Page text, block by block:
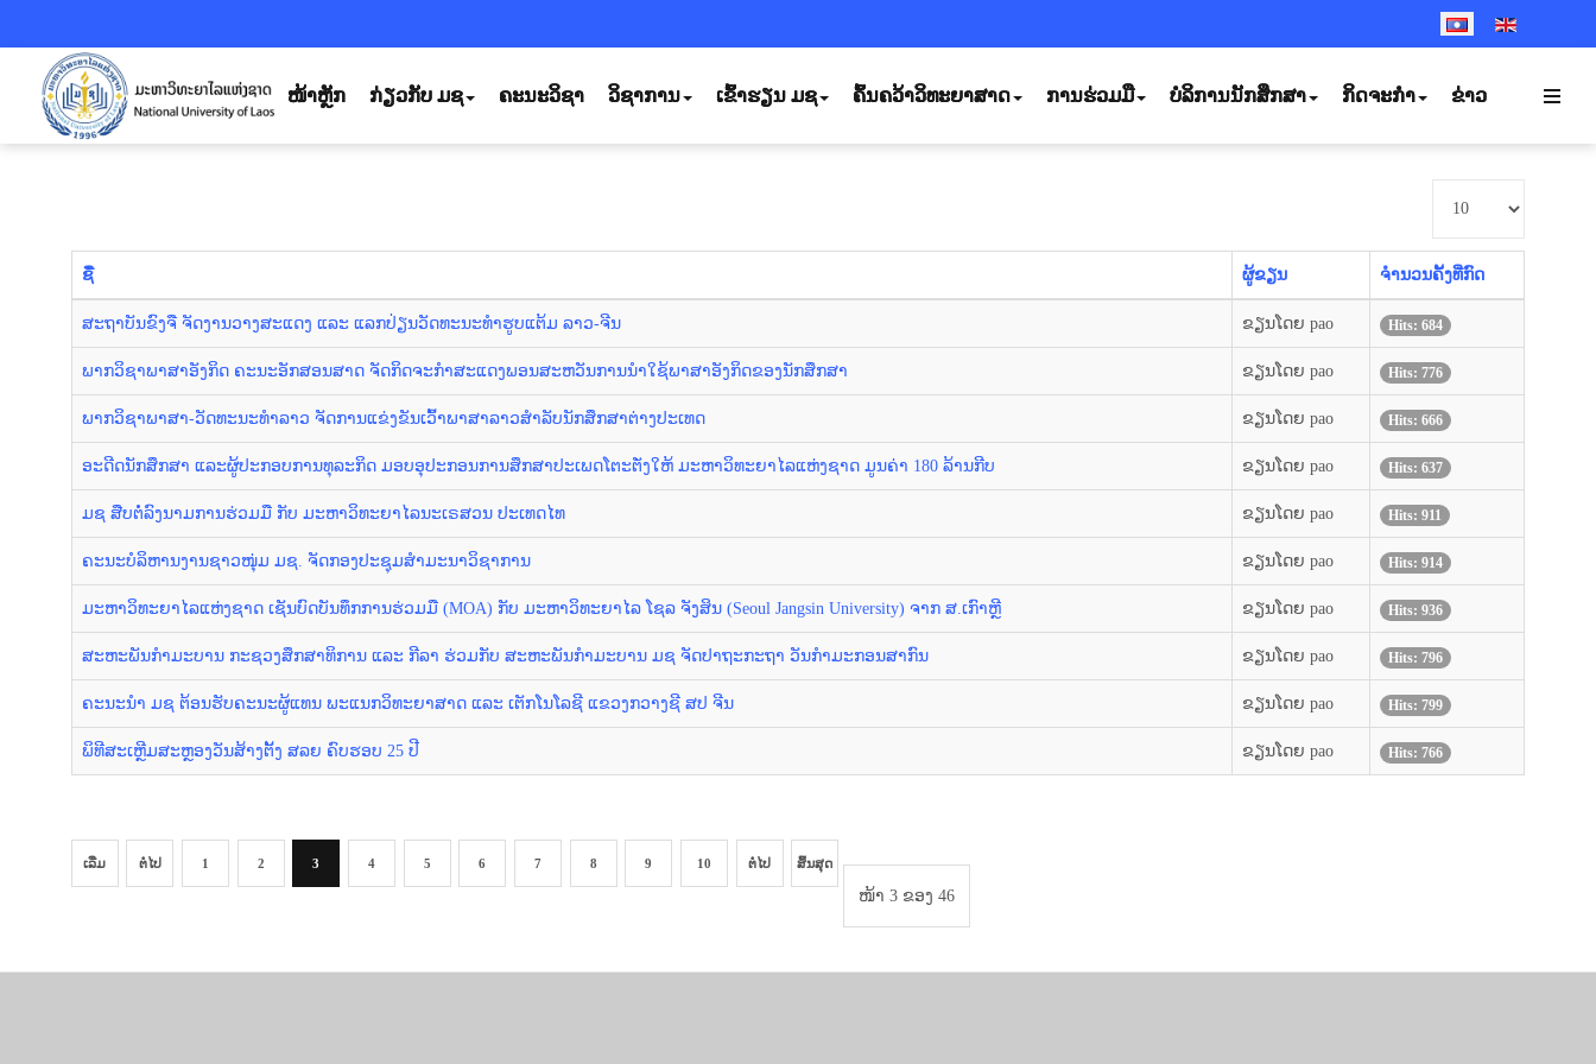
SELECT YOUR
ໜ້າຫຼັກ ກ່ຽວກັບ ມຊ ຄະນະວິຊາ ວິຊາການ ເຂົ້າຮຽນ ມຊ ຄົ້ນຄວ້າວິທະຍາສາດ ການຮ່ວມມື ບໍລິການນັກສຶກສາ ກິດຈະກຳ ຂ່າວ
ຊື່ ຜູ້ຂຽນ ຈຳນວນຄັ້ງທີ່ກົດ
ສະຖາບັນຂົງຈື ຈັດງານວາງສະແດງ ແລະ ແລກປ່ຽນວັດທະນະທຳຮູບແຕ້ມ ລາວ-ຈີນ ຂຽນໂດຍ pao Hits: 684
ພາກວິຊາພາສາອັງກິດ ຄະນະອັກສອນສາດ ຈັດກິດຈະກຳສະແດງພອນສະຫວັນການນຳໃຊ້ພາສາອັງກິດຂອງນັກສຶກສາ ຂຽນໂດຍ pao Hits: 776
ພາກວິຊາພາສາ-ວັດທະນະທຳລາວ ຈັດການແຂ່ງຂັນເວົ້າພາສາລາວສຳລັບນັກສຶກສາຕ່າງປະເທດ ຂຽນໂດຍ pao Hits: 666
ອະດີດນັກສຶກສາ ແລະຜູ້ປະກອບການທຸລະກິດ ມອບອຸປະກອນການສຶກສາປະເພດໂຕະຕັ່ງໃຫ້ ມະຫາວິທະຍາໄລແຫ່ງຊາດ ມູນຄ່າ 180 ລ້ານກີບ ຂຽນໂດຍ pao Hits: 637
ມຊ ສືບຕໍ່ລົງນາມການຮ່ວມມື ກັບ ມະຫາວິທະຍາໄລນະເຣສວນ ປະເທດໄທ ຂຽນໂດຍ pao Hits: 911
ຄະນະບໍລິຫານງານຊາວໜຸ່ມ ມຊ. ຈັດກອງປະຊຸມສຳມະນາວິຊາການ ຂຽນໂດຍ pao Hits: 914
ມະຫາວິທະຍາໄລແຫ່ງຊາດ ເຊັນບົດບັນທຶກການຮ່ວມມື (MOA) ກັບ ມະຫາວິທະຍາໄລ ໂຊລ ຈັງສິນ (Seoul Jangsin University) ຈາກ ສ.ເກົາຫຼີ ຂຽນໂດຍ pao Hits: 936
ສະຫະພັນກຳມະບານ ກະຊວງສຶກສາທິການ ແລະ ກີລາ ຮ່ວມກັບ ສະຫະພັນກຳມະບານ ມຊ ຈັດປາຖະກະຖາ ວັນກຳມະກອນສາກົນ ຂຽນໂດຍ pao Hits: 796
ຄະນະນໍາ ມຊ ຕ້ອນຮັບຄະນະຜູ້ແທນ ພະແນກວິທະຍາສາດ ແລະ ເຕັກໂນໂລຊີ ແຂວງກວາງຊີ ສປ ຈີນ ຂຽນໂດຍ pao Hits: 799
ພິທີສະເຫຼີມສະຫຼອງວັນສ້າງຕັ້ງ ສລຍ ຄົບຮອບ 25 ປີ ຂຽນໂດຍ pao Hits: 766
ໜ້າ 3 ຂອງ 46
ເລີ່ມ ຕໍ່ໄປ 1 2 3 4 5 6 7 8 9 10 ຕໍ່ໄປ ສິ້ນສຸດ